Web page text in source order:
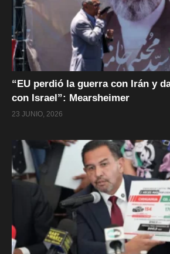
“EU perdió la guerra con Irán y
con Israel”: Mearsheimer
23 JUNIO, 2026